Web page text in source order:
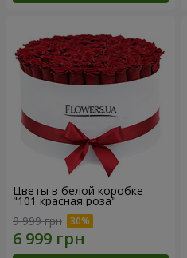
Цветы в белой коробке
"101 красная роза"
9 999 грн